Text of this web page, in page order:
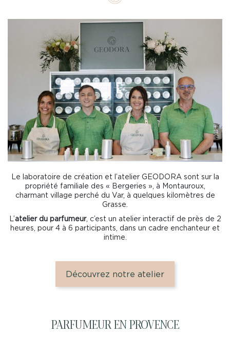
Le laboratoire de création et l’atelier GEODORA sont sur la
propriété familiale des « Bergeries », à Montauroux,
charmant village perché du Var, à quelques kilomètres de
Grasse.
L’atelier du parfumeur, c’est un atelier interactif de près de 2
heures, pour 4 à 6 participants, dans un cadre enchanteur et
intime.
Découvrez notre atelier
PARFUMEUR EN PROVENCE